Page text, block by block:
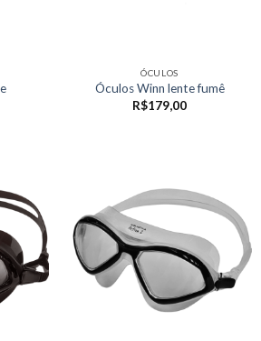
ÓCULOS
Óculos Winn lente fumê
R$179,00